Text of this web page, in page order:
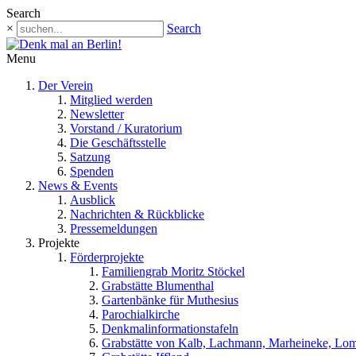
Search
×
Search
Menu
Der Verein
Mitglied werden
Newsletter
Vorstand / Kuratorium
Die Geschäftsstelle
Satzung
Spenden
News & Events
Ausblick
Nachrichten & Rückblicke
Pressemeldungen
Projekte
Förderprojekte
Familiengrab Moritz Stöckel
Grabstätte Blumenthal
Gartenbänke für Muthesius
Parochialkirche
Denkmalinformationstafeln
Grabstätte von Kalb, Lachmann, Marheineke,